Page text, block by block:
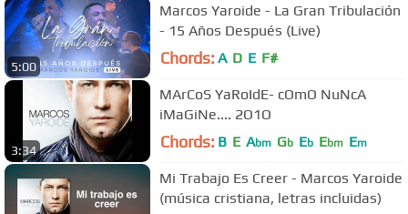
5:00
Marcos Yaroide - La Gran Tribulación
- 15 Años Después (Live)
Chords: A D E F#
3:34
MArCoS YaRoIdE- cOmO NuNcA
iMaGiNe.... 2O1O
Chords: B E Abm Gb Eb Ebm Em
Mi Trabajo Es Creer - Marcos Yaroide
(música cristiana, letras incluidas)